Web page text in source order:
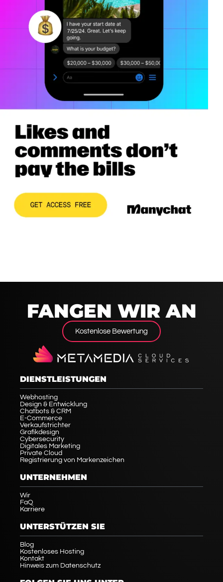
FANGEN WIR AN
Kostenlose Bewertung
DIENSTLEISTUNGEN
Webhosting
Design & Entwicklung
Chatbots & CRM
E-Commerce
Verkaufstrichter
Grafikdesign
Cybersecurity
Digitales Marketing
Private Cloud
Registrierung von Markenzeichen
UNTERNEHMEN
Wir
FaQ
Karriere
UNTERSTÜTZEN SIE
Blog
Kostenloses Hosting
Kontakt
Hinweis zum Datenschutz